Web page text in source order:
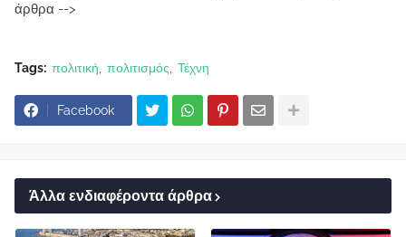
άρθρα -->
Tags: πολιτική πολιτισμός Τέχνη
Facebook
Άλλα ενδιαφέροντα άρθρα